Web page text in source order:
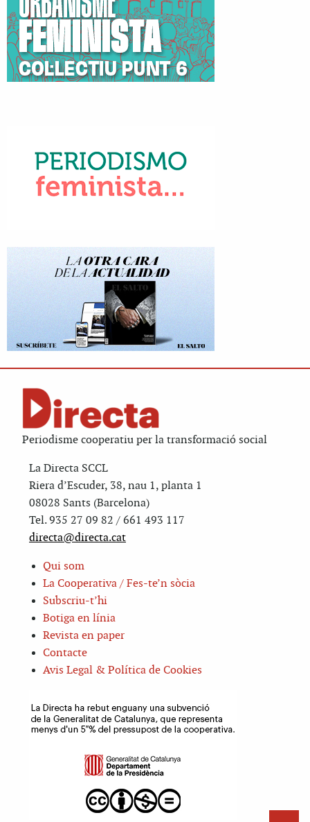
Periodisme cooperatiu per la transformació social
La Directa SCCL
Riera d’Escuder, 38, nau 1, planta 1
08028 Sants (Barcelona)
Tel. 935 27 09 82 / 661 493 117
directa@directa.cat
Qui som
La Cooperativa / Fes-te’n sòcia
Subscriu-t’hi
Botiga en línia
Revista en paper
Contacte
Avis Legal & Política de Cookies